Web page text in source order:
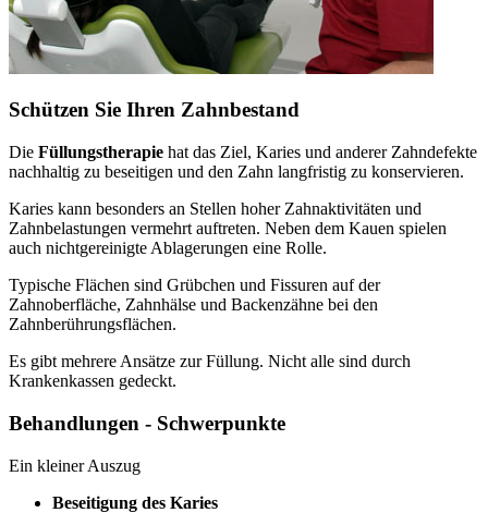
Schützen Sie Ihren Zahnbestand
Die Füllungstherapie hat das Ziel, Karies und anderer Zahndefekte
nachhaltig zu beseitigen und den Zahn langfristig zu konservieren.
Karies kann besonders an Stellen hoher Zahnaktivitäten und
Zahnbelastungen vermehrt auftreten. Neben dem Kauen spielen
auch nichtgereinigte Ablagerungen eine Rolle.
Typische Flächen sind Grübchen und Fissuren auf der
Zahnoberfläche, Zahnhälse und Backenzähne bei den
Zahnberührungsflächen.
Es gibt mehrere Ansätze zur Füllung. Nicht alle sind durch
Krankenkassen gedeckt.
Behandlungen - Schwerpunkte
Ein kleiner Auszug
Beseitigung des Karies